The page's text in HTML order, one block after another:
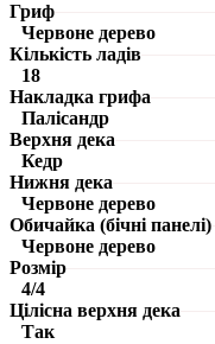
Гриф
Червоне дерево
Кількість ладів
18
Накладка грифа
Палісандр
Верхня дека
Кедр
Нижня дека
Червоне дерево
Обичайка (бічні панелі)
Червоне дерево
Розмір
4/4
Цілісна верхня дека
Так